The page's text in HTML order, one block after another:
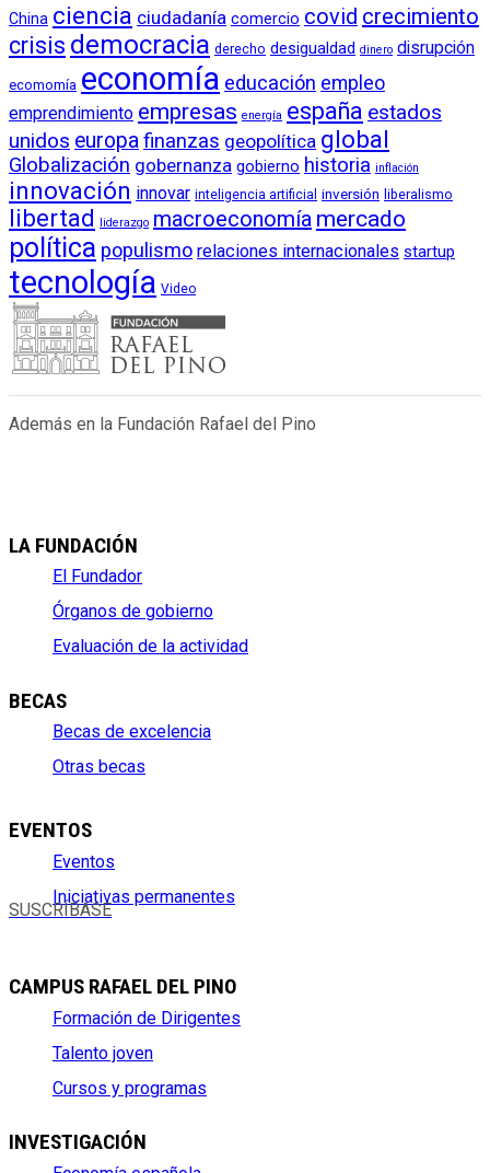
China ciencia ciudadanía comercio covid crecimiento
crisis democracia derecho desigualdad dinero disrupción
ecomomía economía educación empleo
emprendimiento empresas energía españa estados
unidos europafinanzas geopolítica global
Globalización gobernanza gobierno historia inflación
innovación innovar inteligencia artificial inversión liberalismo
libertad liderazgo macroeconomía mercado
política populismo relaciones internacionales startup
tecnología Video
Además en la Fundación Rafael del Pino
LA FUNDACIÓN
El Fundador
Órganos de gobierno
Evaluación de la actividad
BECAS
Becas de excelencia
Otras becas
EVENTOS
Eventos
Iniciativas permanentes
SUSCRÍBASE
CAMPUS RAFAEL DEL PINO
Formación de Dirigentes
Talento joven
Cursos y programas
INVESTIGACIÓN